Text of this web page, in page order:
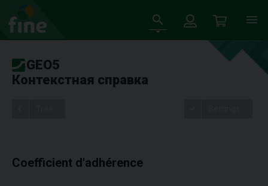
GEO5
Контекстная справка
Coefficient d'adhérence